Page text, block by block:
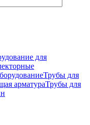
для
Трубы для
арматураТрубы для